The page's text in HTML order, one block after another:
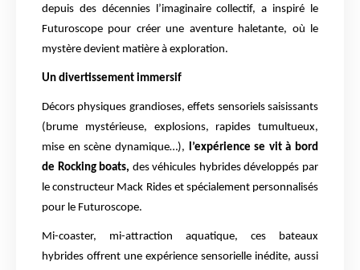
depuis des décennies l’imaginaire collectif, a inspiré le
Futuroscope pour créer une aventure haletante, où le
mystère devient matière à exploration.
Un divertissement immersif
Décors physiques grandioses, effets sensoriels saisissants
(brume mystérieuse, explosions, rapides tumultueux,
mise en scène dynamique…), l’expérience se vit à bord
de Rocking boats, des véhicules hybrides développés par
le constructeur Mack Rides et spécialement personnalisés
pour le Futuroscope.
Mi-coaster, mi-attraction aquatique, ces bateaux
hybrides offrent une expérience sensorielle inédite, aussi